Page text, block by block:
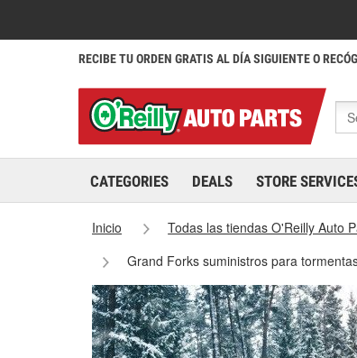
RECIBE TU ORDEN GRATIS AL DÍA SIGUIENTE O
CATEGORIES DEALS STORE
Inicio Todas las tiendas O'Reilly Auto
Grand Forks suministros para